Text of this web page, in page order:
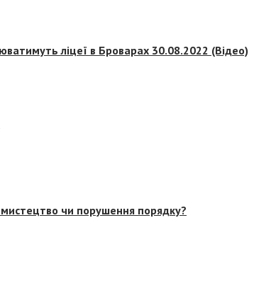
ліцеї в Броварах 30.08.2022 (Відео)
чи порушення порядку?